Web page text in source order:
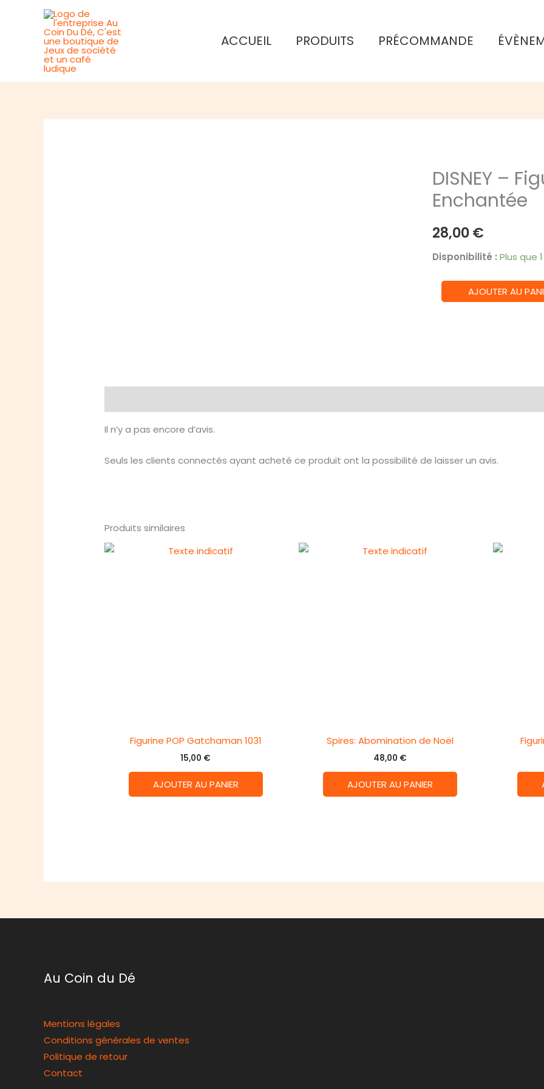
ACCUEIL PRODUITS PRÉCOMMANDE
DISNEY –
Enchantée
28,00€
Disponibilité : Plus que
quantité
de
Enchantée
AJOUTER AU
Il n’y a pas encore d’avis.
Seuls les clients connectés ayant acheté ce produit ont la possibilité de laisser un avis.
Produits similaires
Figurine POP Gatchaman 1031
15,00 €
AJOUTER AU PANIER
Spires: Abomination de Noël
48,00 €
AJOUTER AU PANIER
Au Coin du Dé
Mentions légales
Conditions générales de ventes
Politique de retour
Contact